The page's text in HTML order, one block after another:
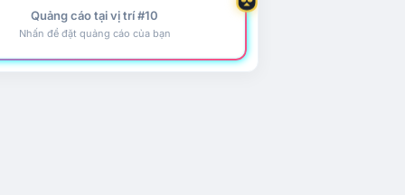
Quảng cáo tại vị trí #10
Nhấn để đặt quảng cáo của bạn